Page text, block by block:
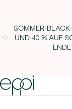
SOMMER-
UND -10 % AUF